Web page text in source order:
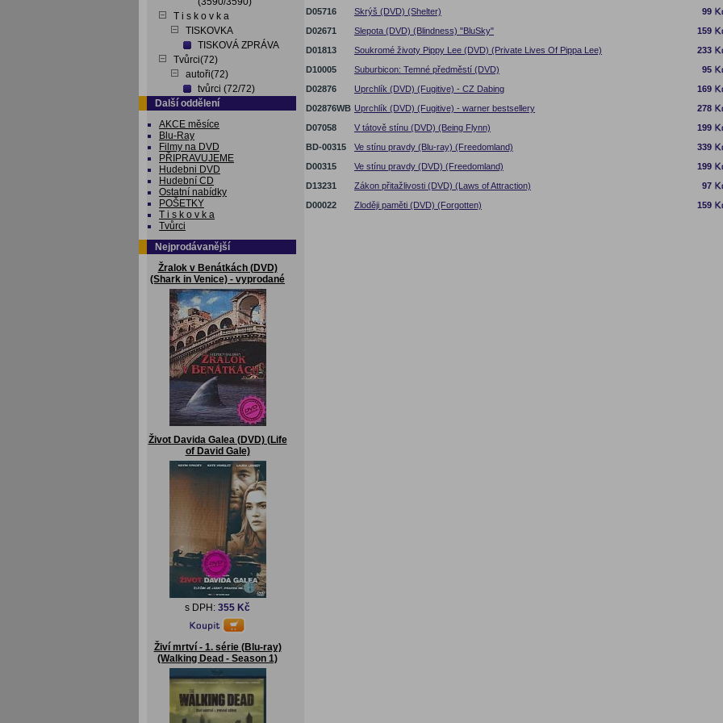
T i s k o v k a
TISKOVKA
TISKOVÁ ZPRÁVA
Tvůrci(72)
autoři(72)
tvůrci (72/72)
Další oddělení
AKCE měsíce
Blu-Ray
Filmy na DVD
PŘIPRAVUJEME
Hudebni DVD
Hudební CD
Ostatní nabídky
POŠETKY
T i s k o v k a
Tvůrci
Nejprodávanější
Žralok v Benátkách (DVD)
(Shark in Venice) - vyprodané
Život Davida Galea (DVD) (Life
of David Gale)
s DPH: 355 Kč
Živí mrtví - 1. série (Blu-ray)
(Walking Dead - Season 1)
D05716 Skrýš (DVD) (Shelter)
99
D02671
Slepota (DVD) (Blindness) "BluSky"
159
D01813
Soukromé životy Pippy Lee (DVD) (Private Lives Of Pippa Lee)
233
D10005
Suburbicon: Temné předměstí (DVD)
95
D02876
Uprchlík (DVD) (Fugitive) - CZ Dabing
169
D02876WB Uprchlík (DVD) (Fugitive) - warner bestsellery
278
D07058
V tátově stínu (DVD) (Being Flynn)
199
BD-00315
Ve stínu pravdy (Blu-ray) (Freedomland)
339
D00315
Ve stínu pravdy (DVD) (Freedomland)
199
D13231
Zákon přitažlivosti (DVD) (Laws of Attraction)
97
D00022
Zloději paměti (DVD) (Forgotten) 159